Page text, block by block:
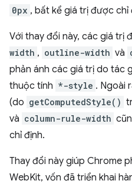
0px , bất kể giá trị được chỉ
Với thay đổi này, các giá trị
width , outline-width và
phản ánh các giá trị do tác
thuộc tính *-style . Ngoài
(do getComputedStyle()
và column-rule-width
chỉ định.
Thay đổi này giúp Chrome
WebKit, vốn đã triển khai